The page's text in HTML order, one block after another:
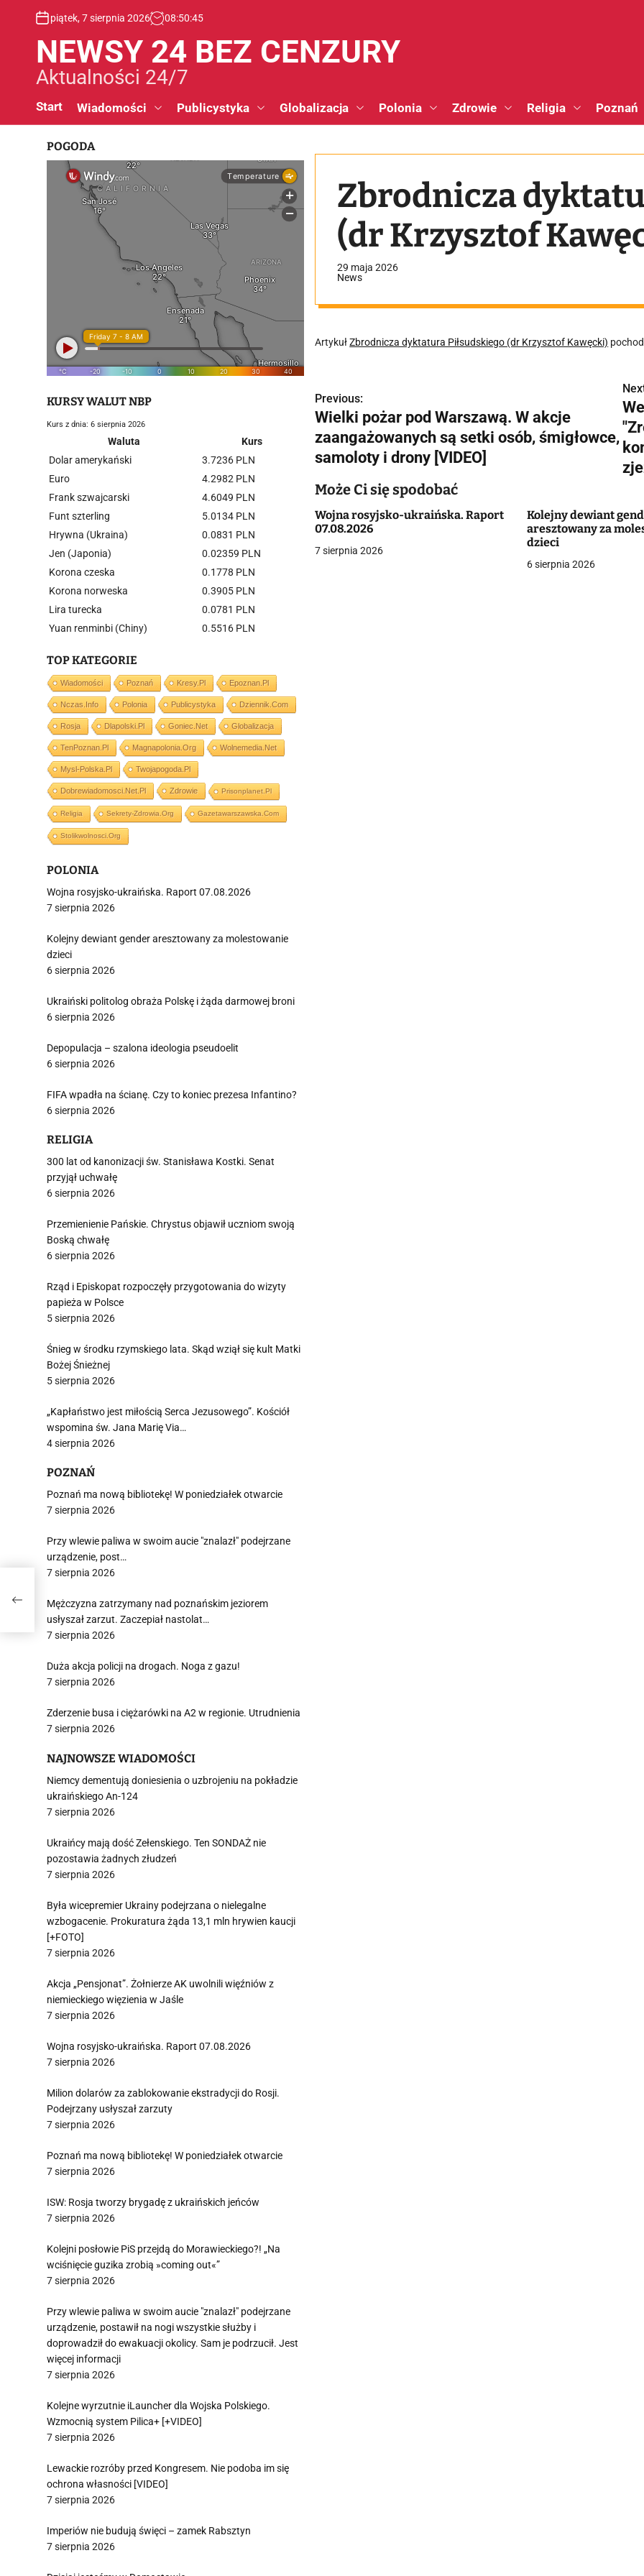
piątek, 7 sierpnia 2026 08:50:45
NEWSY 24 BEZ CENZURY
Aktualności 24/7
Start Wiadomości Publicystyka Globalizacja Polonia Zdrowie Religia Poznań
Zbrodnicza
(dr Krzysztof
29 maja 2026
News
ArtykułZbrodnicza dyktatura Piłsudskiego (dr Krzysztof Kawęcki)
N
a
w
a
c
Previous:
Wielki pożar pod Warszawą. W akcje
zaangażowanych są setki osób, śmigłowce,
samoloty i drony [VIDEO]
Może Ci się spodobać
Wojna rosyjsko-ukraińska. Raport
07.08.2026
7 sierpnia 2026
Kolejny dewiant
aresztowany za
dzieci
6 sierpnia 2026
POGODA
KURSY WALUT NBP
Kurs z dnia: 6 sierpnia 2026
Waluta
Kurs
Dolar amerykański
3.7236 PLN
Euro
4.2982 PLN
Frank szwajcarski
4.6049 PLN
Funt szterling
5.0134 PLN
Hrywna (Ukraina)
0.0831 PLN
Jen (Japonia)
0.02359 PLN
Korona czeska
0.1778 PLN
Korona norweska
0.3905 PLN
Lira turecka
0.0781 PLN
Yuan renminbi (Chiny)
0.5516 PLN
TOP KATEGORIE
Wiadomości Poznań Kresy.pl Epoznan.pl
Nczas.info Polonia Publicystyka Dziennik.com
Rosja Dlapolski.pl Goniec.net Globalizacja
TenPoznan.pl Magnapolonia.org Wolnemedia.net
Mysl-Polska.pl Twojapogoda.pl
Dobrewiadomosci.net.pl Zdrowie Prisonplanet.pl
Religia Sekrety-Zdrowia.org Gazetawarszawska.com
Stolikwolnosci.org
POLONIA
Wojna rosyjsko-ukraińska. Raport 07.08.2026
7 sierpnia 2026
Kolejny dewiant gender aresztowany za molestowanie
dzieci
6 sierpnia 2026
Ukraiński politolog obraża Polskę i żąda darmowej broni
6 sierpnia 2026
Depopulacja – szalona ideologia pseudoelit
6 sierpnia 2026
FIFA wpadła na ścianę. Czy to koniec prezesa Infantino?
6 sierpnia 2026
RELIGIA
300 lat od kanonizacji św. Stanisława Kostki. Senat
przyjął uchwałę
6 sierpnia 2026
Przemienienie Pańskie. Chrystus objawił uczniom swoją
Boską chwałę
6 sierpnia 2026
Rząd i Episkopat rozpoczęły przygotowania do wizyty
papieża w Polsce
5 sierpnia 2026
Śnieg w środku rzymskiego lata. Skąd wziął się kult Matki
Bożej Śnieżnej
5 sierpnia 2026
„Kapłaństwo jest miłością Serca Jezusowego”. Kościół
wspomina św. Jana Marię Via…
4 sierpnia 2026
POZNAŃ
Poznań ma nową bibliotekę! W poniedziałek otwarcie
7 sierpnia 2026
Przy wlewie paliwa w swoim aucie "znalazł" podejrzane
urządzenie, post…
7 sierpnia 2026
Mężczyzna zatrzymany nad poznańskim jeziorem
usłyszał zarzut. Zaczepiał nastolat…
7 sierpnia 2026
Duża akcja policji na drogach. Noga z gazu!
7 sierpnia 2026
Zderzenie busa i ciężarówki na A2 w regionie. Utrudnienia
7 sierpnia 2026
NAJNOWSZE WIADOMOŚCI
Niemcy dementują doniesienia o uzbrojeniu na pokładzie
ukraińskiego An-124
7 sierpnia 2026
Ukraińcy mają dość Zełenskiego. Ten SONDAŻ nie
pozostawia żadnych złudzeń
7 sierpnia 2026
Była wicepremier Ukrainy podejrzana o nielegalne
wzbogacenie. Prokuratura żąda 13,1 mln hrywien kaucji
[+FOTO]
7 sierpnia 2026
Akcja „Pensjonat”. Żołnierze AK uwolnili więźniów z
niemieckiego więzienia w Jaśle
7 sierpnia 2026
Wojna rosyjsko-ukraińska. Raport 07.08.2026
7 sierpnia 2026
Milion dolarów za zablokowanie ekstradycji do Rosji.
Podejrzany usłyszał zarzuty
7 sierpnia 2026
Poznań ma nową bibliotekę! W poniedziałek otwarcie
7 sierpnia 2026
ISW: Rosja tworzy brygadę z ukraińskich jeńców
7 sierpnia 2026
Kolejni posłowie PiS przejdą do Morawieckiego?! „Na
wciśnięcie guzika zrobią »coming out«”
7 sierpnia 2026
Przy wlewie paliwa w swoim aucie "znalazł" podejrzane
urządzenie, postawił na nogi wszystkie służby i
doprowadził do ewakuacji okolicy. Sam je podrzucił. Jest
więcej informacji
7 sierpnia 2026
Kolejne wyrzutnie iLauncher dla Wojska Polskiego.
Wzmocnią system Pilica+ [+VIDEO]
7 sierpnia 2026
Lewackie rozróby przed Kongresem. Nie podoba im się
ochrona własności [VIDEO]
7 sierpnia 2026
Imperiów nie budują święci – zamek Rabsztyn
7 sierpnia 2026